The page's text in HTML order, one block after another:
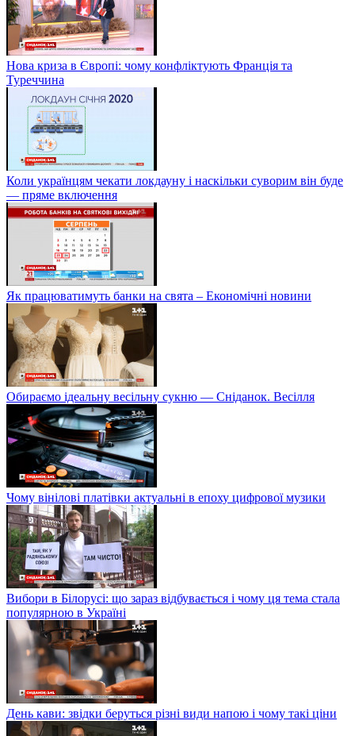
Нова криза в Європі: чому конфліктують Франція та
Туреччина
Коли українцям чекати локдауну і наскільки суворим він буде
— пряме включення
Як працюватимуть банки на свята – Економічні новини
Обираємо ідеальну весільну сукню — Сніданок. Весілля
Чому вінілові платівки актуальні в епоху цифрової музики
Вибори в Білорусі: що зараз відбувається і чому ця тема стала
популярною в Україні
День кави: звідки беруться різні види напою і чому такі ціни